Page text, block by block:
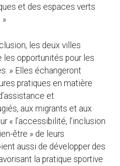
et des espaces verts
les deux villes
les opportunités pour les
» Elles échangeront
pratiques en matière
et
aux migrants et aux
« l’accessibilité, l’inclusion
être » de leurs
aussi de développer des
la pratique sportive